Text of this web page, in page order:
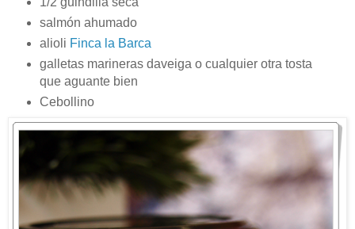
salmón ahumado
alioli Finca la Barca
galletas marineras daveiga o cualquier otra tosta
que aguante bien
Cebollino